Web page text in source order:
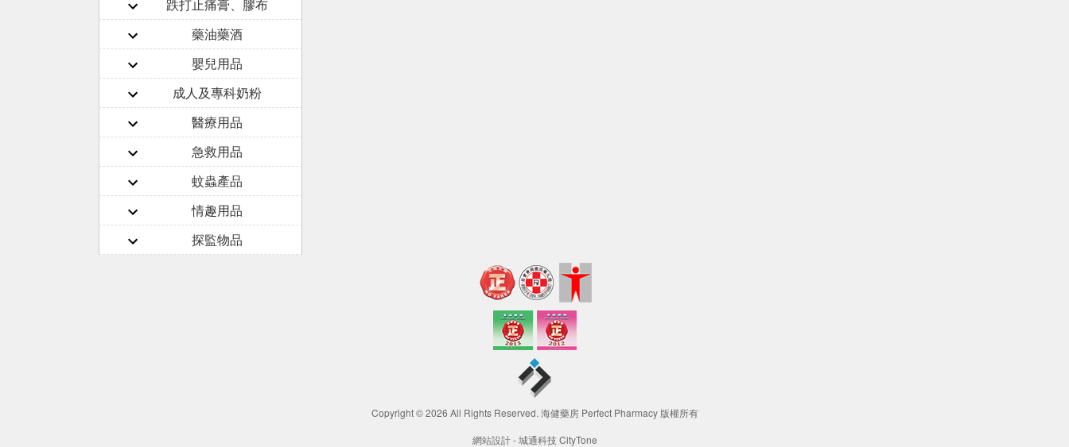
跌打止痛膏、膠布
藥油藥酒
嬰兒用品
成人及專科奶粉
醫療用品
急救用品
蚊蟲產品
情趣用品
探監物品
Copyright © 2026 All Rights Reserved. 海健藥房 Perfect Pharmacy 版權所有
網站設計 -城通科技 CityTone